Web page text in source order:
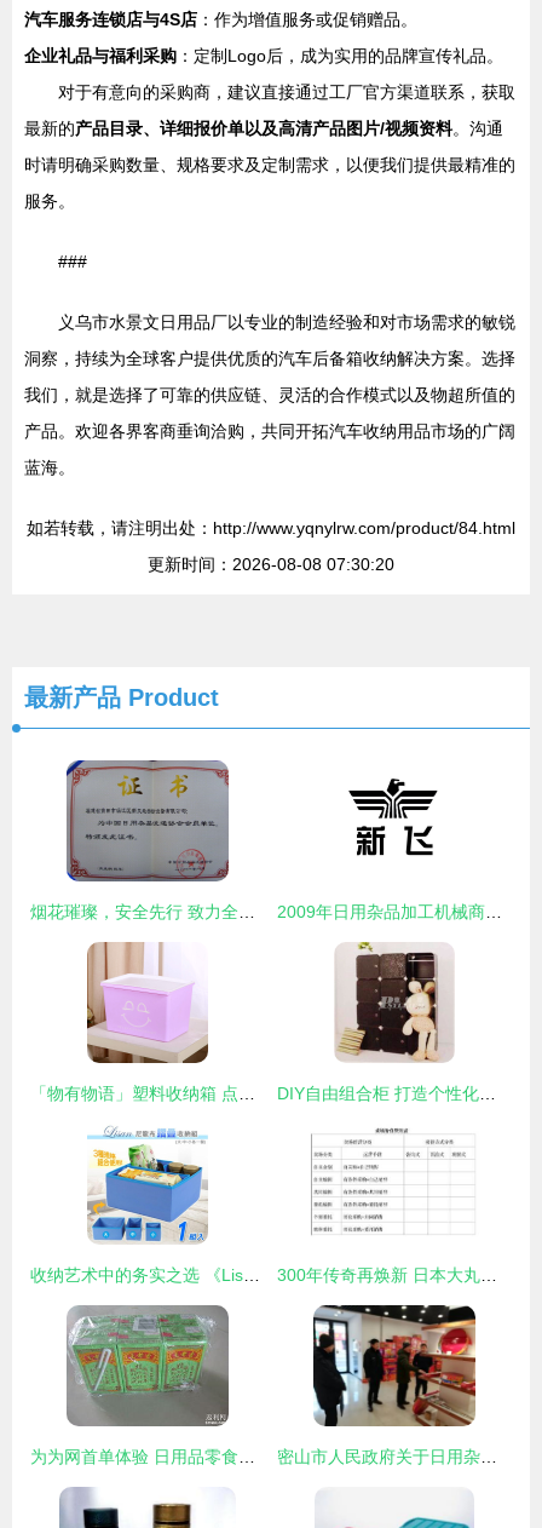
汽车服务连锁店与4S店 ：作为增值服务或促销赠品。
企业礼品与福利采购 ：定制Logo后，成为实用的品牌宣传礼品。
对于有意向的采购商，建议直接通过工厂官方渠道联系，获取
最新的产品目录、详细报价单以及高清产品图片/视频资料。沟通
时请明确采购数量、规格要求及定制需求，以便我们提供最精准的
服务。
###
义乌市水景文日用品厂以专业的制造经验和对市场需求的敏锐
洞察，持续为全球客户提供优质的汽车后备箱收纳解决方案。选择
我们，就是选择了可靠的供应链、灵活的合作模式以及物超所值的
产品。欢迎各界客商垂询洽购，共同开拓汽车收纳用品市场的广阔
蓝海。
如若转载，请注明出处：http://www.yqnylrw.com/product/84.html
更新时间：2026-08-08 07:30:20
最新产品 Product